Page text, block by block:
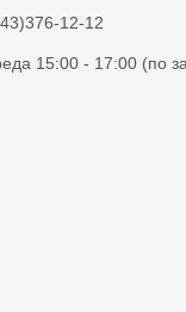
12-12
15:00 - 17:00 (по